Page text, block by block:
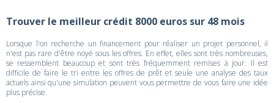
Trouver le meilleur crédit 8000 euros sur 48 mois
Lorsque l'on recherche un financement pour réaliser un projet personnel, il
n'est pas rare d'être noyé sous les offres. En effet, elles sont très nombreuses,
se ressemblent beaucoup et sont très fréquemment remises à jour. Il est
difficile de faire le tri entre les offres de prêt et seule une analyse des taux
actuels ainsi qu'une simulation peuvent vous permettre de vous faire une idée
plus précise.